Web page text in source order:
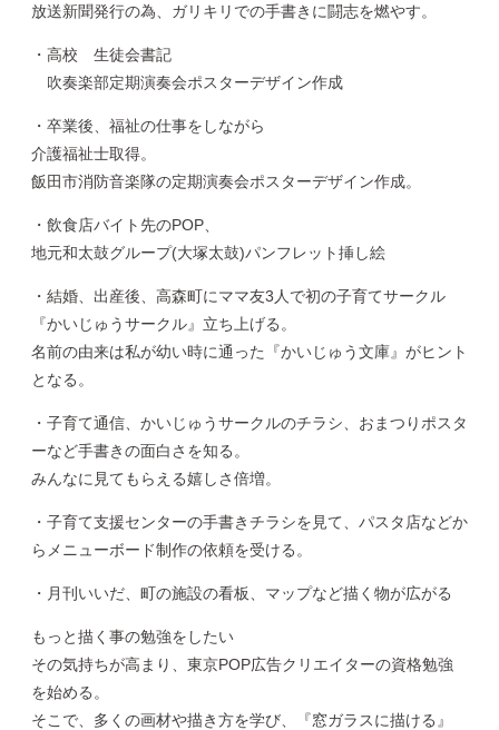
放送新聞発行の為、ガリキリでの手書きに闘志を燃やす。
・高校 生徒会書記
吹奏楽部定期演奏会ポスターデザイン作成
・卒業後、福祉の仕事をしながら
介護福祉士取得。
飯田市消防音楽隊の定期演奏会ポスターデザイン作成。
・飲食店バイト先のPOP、
地元和太鼓グループ(大塚太鼓)パンフレット挿し絵
・結婚、出産後、高森町にママ友3人で初の子育てサークル
『かいじゅうサークル』立ち上げる。
名前の由来は私が幼い時に通った『かいじゅう文庫』がヒント
となる。
・子育て通信、かいじゅうサークルのチラシ、おまつりポスタ
ーなど手書きの面白さを知る。
みんなに見てもらえる嬉しさ倍増。
・子育て支援センターの手書きチラシを見て、パスタ店などか
らメニューボード制作の依頼を受ける。
・月刊いいだ、町の施設の看板、マップなど描く物が広がる
もっと描く事の勉強をしたい
その気持ちが高まり、東京POP広告クリエイターの資格勉強
を始める。
そこで、多くの画材や描き方を学び、『窓ガラスに描ける』